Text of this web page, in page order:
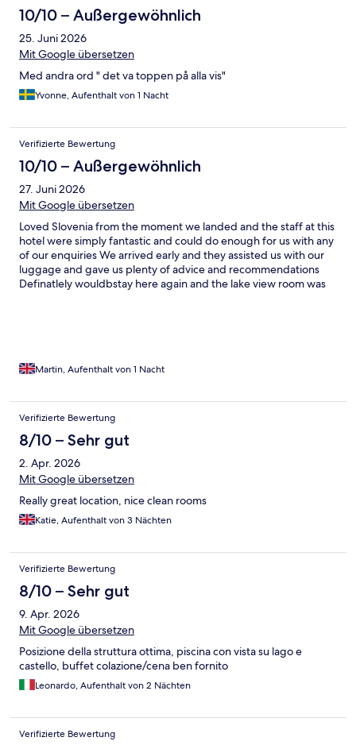
10/10 – Außergewöhnlich
25. Juni 2026
Mit Google übersetzen
Med andra ord " det va toppen på alla vis"
Yvonne, Aufenthalt von 1 Nacht
Verifizierte Bewertung
10/10 – Außergewöhnlich
27. Juni 2026
Mit Google übersetzen
Loved Slovenia from the moment we landed and the staff at this
hotel were simply fantastic and could do enough for us with any
of our enquiries We arrived early and they assisted us with our
luggage and gave us plenty of advice and recommendations
Definatlely wouldbstay here again and the lake view room was
Martin, Aufenthalt von 1 Nacht
Verifizierte Bewertung
8/10 – Sehr gut
2. Apr. 2026
Mit Google übersetzen
Really great location, nice clean rooms
Katie, Aufenthalt von 3 Nächten
Verifizierte Bewertung
8/10 – Sehr gut
9. Apr. 2026
Mit Google übersetzen
Posizione della struttura ottima, piscina con vista su lago e
castello, buffet colazione/cena ben fornito
Leonardo, Aufenthalt von 2 Nächten
Verifizierte Bewertung